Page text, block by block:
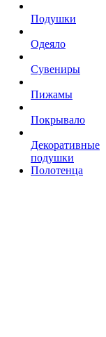
Подушки
Одеяло
Сувениры
Пижамы
Покрывало
Декоративные
подушки
Полотенца